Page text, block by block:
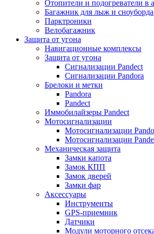
Отопители и подогреватели в
Багажник для лыж и сноуборда
Парктроники
Велобагажник
Защита от угона
Навигационные комплексы
Защита от угона
Сигнализации Pandect
Сигнализации Pandora
Брелоки и метки
Pandora
Pandect
Иммобилайзеры Pandect
Мотосигнализации
Мотосигнализации
Мотосигнализации
Механическая защита
Замки капота
Замок КПП
Замок дверей
Замки фар
Аксессуары
Инструменты
GPS-приемник
Датчики
Модули моторного